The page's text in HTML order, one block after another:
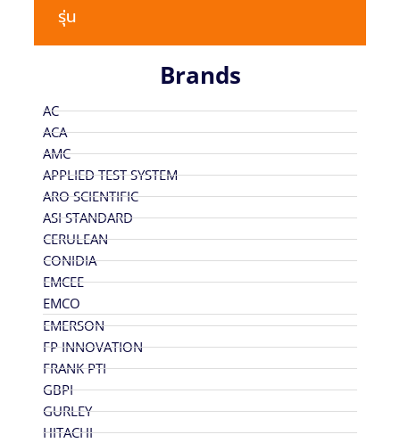
Brands
AC
ACA
AMC
APPLIED TEST SYSTEM
ARO SCIENTIFIC
ASI STANDARD
CERULEAN
CONIDIA
EMCEE
EMCO
EMERSON
FP INNOVATION
FRANK PTI
GBPI
GURLEY
HITACHI
รุ่น